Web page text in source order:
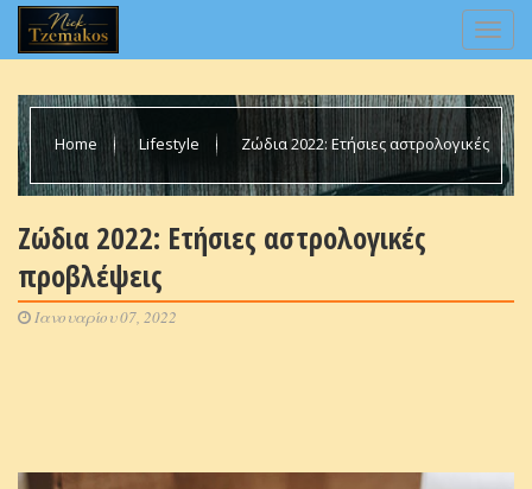
Home Lifestyle Ζώδια 2022: Ετήσιες αστρολογικές
Ζώδια 2022: Ετήσιες αστρολογικές
προβλέψεις
Ιανουαρίου 07, 2022